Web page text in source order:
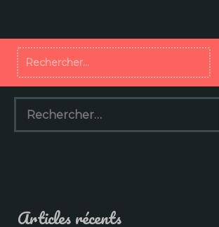
Rechercher :
Rechercher :
Articles récents